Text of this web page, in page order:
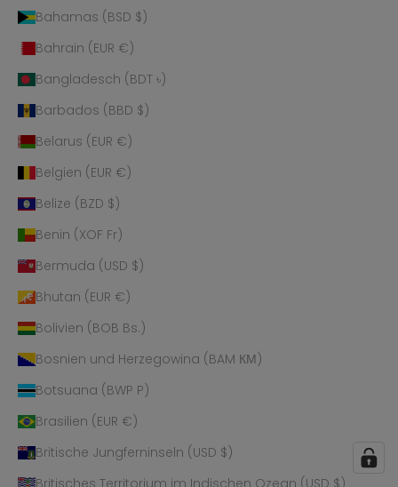
Bahamas (BSD $)
Bahrain (EUR €)
Bangladesch (BDT ৳)
Barbados (BBD $)
Belarus (EUR €)
Belgien (EUR €)
Belize (BZD $)
Benin (XOF Fr)
Bermuda (USD $)
Bhutan (EUR €)
Bolivien (BOB Bs.)
Bosnien und Herzegowina (BAM КМ)
Botsuana (BWP P)
Brasilien (EUR €)
Britische Jungferninseln (USD $)